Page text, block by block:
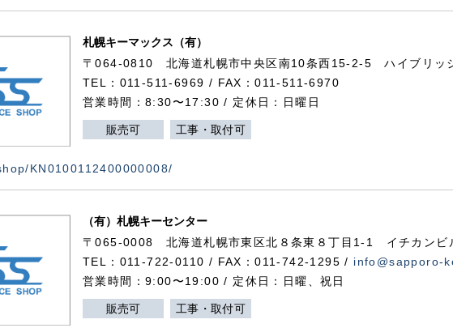
札幌キーマックス（有）
〒064-0810 北海道札幌市中央区南10条西15-2-5 ハイブリッ
TEL：011-511-6969 / FAX：011-511-6970
営業時間：8:30〜17:30 / 定休日：日曜日
販売可 工事・取付可
KN0100112400000008/
（有）札幌キーセンター
〒065-0008 北海道札幌市東区北８条東８丁目1-1 イチカンビ
TEL：011-722-0110 / FAX：011-742-1295 / info@sapporo-
営業時間：9:00〜19:00 / 定休日：日曜、祝日
販売可 工事・取付可